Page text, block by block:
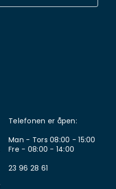
Telefonen er åpen:
Man - Tors 08:00 - 15:00
Fre - 08:00 - 14:00
23 96 28 61